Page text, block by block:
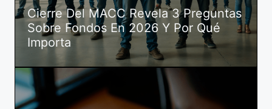
Cierre Del MACC Revela 3 Preguntas
Sobre Fondos En 2026 Y Por Qué
Importa